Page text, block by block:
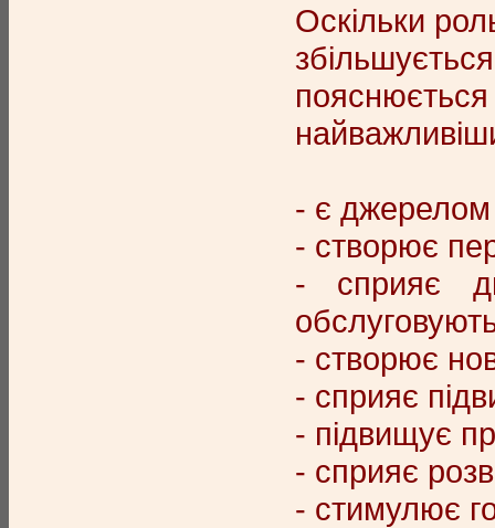
Оскільки
- є джерелом
- створює
- сприяє
- створює
- сприяє
- підвищує
- сприяє
- стимулює